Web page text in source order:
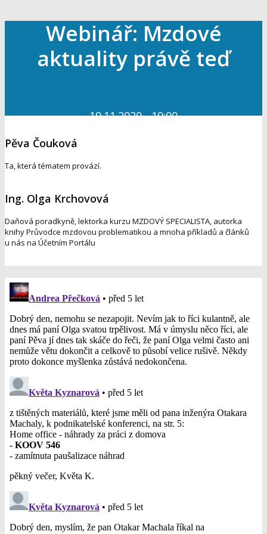
Webinář: Mzdové
aktuality právě teď
19.11.2020 - 19:00
Pěva Čouková
Ta, která tématem provází.
Ing. Olga Krchovová
Daňová poradkyně, lektorka kurzu MZDOVÝ SPECIALISTA, autorka
knihy Průvodce mzdovou problematikou a mnoha příkladů a článků
u nás na Účetním Portálu